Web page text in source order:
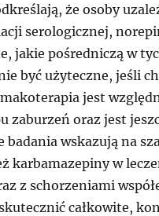
że osoby
serologicznej,
jakie pośredniczą w
być użyteczne, jeśli
jest
zaburzeń oraz jest
wskazują na
karbamazepiny w
z schorzeniami
całkowite,